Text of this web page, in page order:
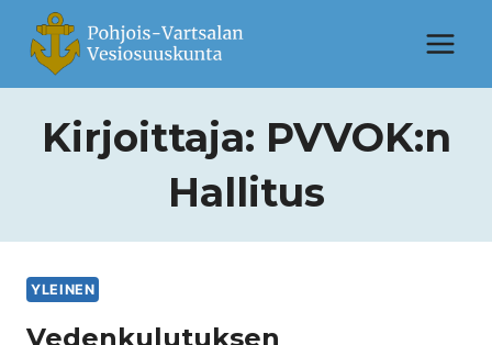
Kirjoittaja: PVVOK:n
Hallitus
YLEINEN
Vedenkulutuksen